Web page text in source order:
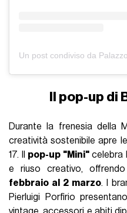
Il pop-up di
Durante la frenesia della
creatività sostenibile apre
17. Il pop-up "Mini"celebra
e riuso creativo, offrendo
febbraio al 2 marzo. I
Pierluigi Porfirio
vintage, accessori e abiti